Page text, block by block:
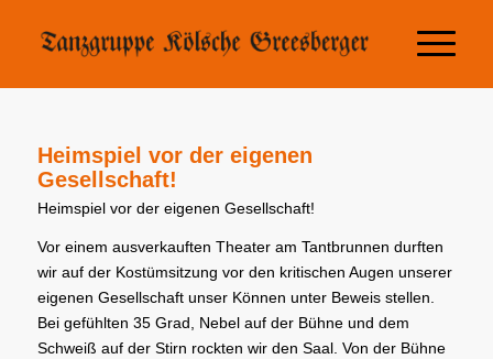
Heimspiel vor der eigenen
Gesellschaft!
Heimspiel vor der eigenen Gesellschaft!
Vor einem ausverkauften Theater am Tantbrunnen durften
wir auf der Kostümsitzung vor den kritischen Augen unserer
eigenen Gesellschaft unser Können unter Beweis stellen.
Bei gefühlten 35 Grad, Nebel auf der Bühne und dem
Schweiß auf der Stirn rockten wir den Saal. Von der Bühne